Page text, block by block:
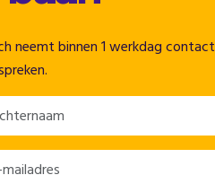
neemt binnen 1 werkdag contact